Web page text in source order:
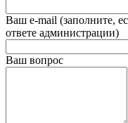
Ваш e-mail (заполните,
ответе администрации)
Ваш вопрос